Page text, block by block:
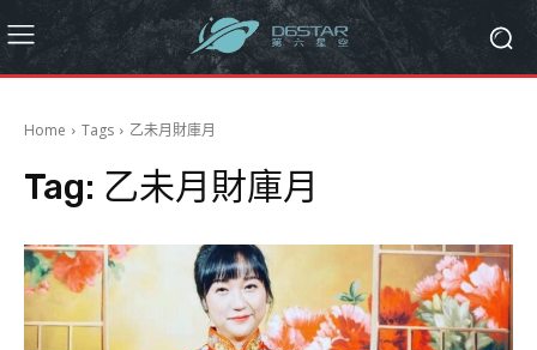
Home Tags 乙未月財庫月
Tag: 乙未月財庫月